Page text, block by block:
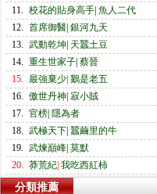
11. 校花的貼身高手 魚人二代
12. 首席御醫 銀河九天
13. 武動乾坤 天蠶土豆
14. 重生世家子 蔡晉
15. 最強棄少 鵝是老五
16. 傲世丹神 寂小賊
17. 官榜 隱為者
18. 武極天下 蠶繭里的牛
19. 武煉巔峰 莫默
20. 莽荒紀 我吃西紅柿
分類推薦